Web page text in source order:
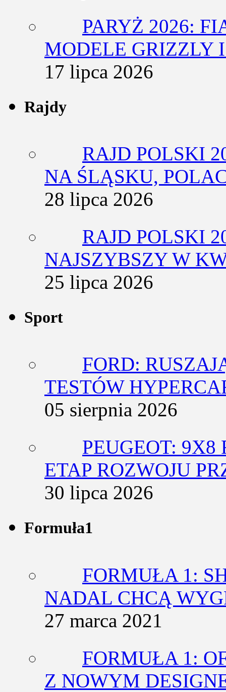
PARYŻ 2026:
MODELE GRIZZLY
17 lipca 2026
Rajdy
RAJD POLSKI
NA ŚLĄSKU,
28 lipca 2026
RAJD POLSKI
NAJSZYBSZY W
25 lipca 2026
Sport
FORD:
TESTÓW
05 sierpnia 2026
PEUGEOT: 9X8
ETAP ROZWOJU
30 lipca 2026
Formuła1
FORMUŁA 1:
NADAL CHCĄ
27 marca 2021
FORMUŁA 1:
Z NOWYM